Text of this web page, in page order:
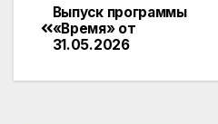
e
gr
a
n
kl
itt
Навигация
по
Выпуск программы
«Время» от
31.05.2026